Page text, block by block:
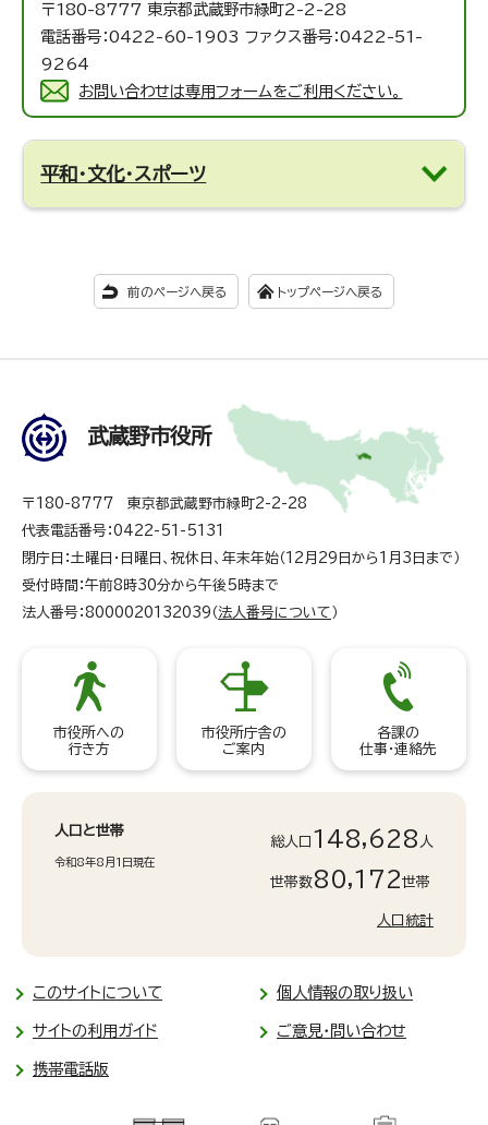
〒180-8777 東京都武蔵野市緑町2-2-28
電話番号：0422-60-1903 ファクス番号：0422-51-
9264
お問い合わせは専用フォームをご利用ください。
平和・文化・スポーツ
前のページへ戻る トップページへ戻る
武蔵野市役所
〒180-8777 東京都武蔵野市緑町2-2-28
代表電話番号：0422-51-5131
閉庁日：土曜日・日曜日、祝休日、年末年始（12月29日から1月3日まで）
受付時間：午前8時30分から午後5時まで
法人番号：8000020132039（ 法人番号について ）
市役所への
行き方
市役所庁舎の
ご案内
各課の
仕事・連絡先
人口と世帯
令和8年8月1日現在
総人口 148,628 人
世帯数80,172世帯
人口統計
このサイトについて 個人情報の取り扱い
サイトの利用ガイド ご意見・問い合わせ
携帯電話版